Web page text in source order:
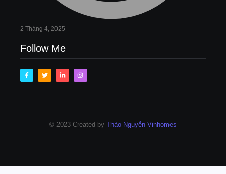
2 Tháng 4, 2025
Follow Me
© 2023 Created by Thảo Nguyễn Vinhomes